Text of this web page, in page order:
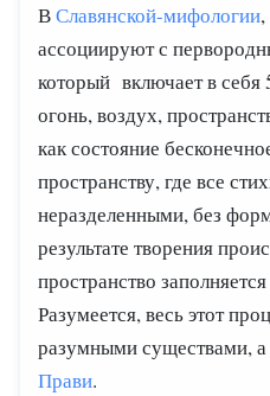
ВСлавянской-мифологии
ассоциируют с
который включает в
огонь, воздух,
как состояние
пространству, где все
неразделенными, без
результате творения
пространство
Разумеется, весь этот
разумными существами,
Прави.